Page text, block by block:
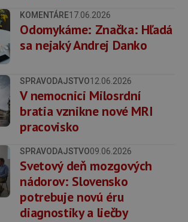
KOMENTÁRE17.06.2026
Odomykáme: Značka: Hľadá
sa nejaký Andrej Danko
SPRAVODAJSTVO12.06.2026
V nemocnici Milosrdní
bratia vznikne nové MRI
pracovisko
SPRAVODAJSTVO09.06.2026
Svetový deň mozgových
nádorov: Slovensko
potrebuje novú éru
diagnostiky a liečby